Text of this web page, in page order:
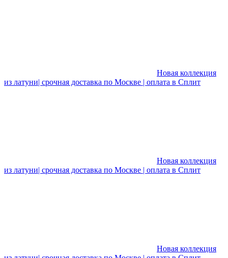
Новая коллекция
из латуни| срочная доставка по Москве | оплата в Сплит
Новая коллекция
из латуни| срочная доставка по Москве | оплата в Сплит
Новая коллекция